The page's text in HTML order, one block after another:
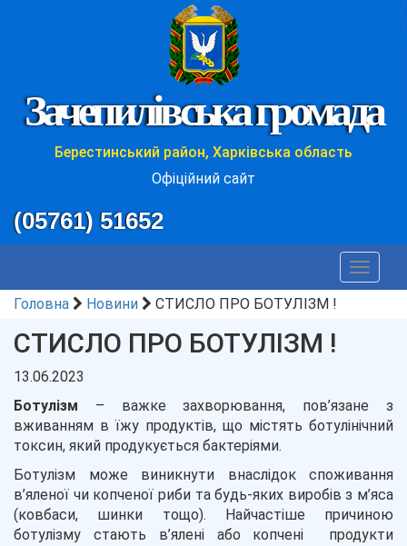
Зачепилівська громада
Берестинський район, Харківська область
Офіційний сайт
(05761) 51652
Toggle
Головна
Новини СТИСЛО ПРО БОТУЛІЗМ !
СТИСЛО ПРО БОТУЛІЗМ !
13.06.2023
Ботулізм – важке захворювання, пов’язане з
вживанням в їжу продуктів, що містять ботулінічний
токсин, який продукується бактеріями.
Ботулізм може виникнути внаслідок споживання
в’яленої чи копченої риби та будь-яких виробів з м’яса
(ковбаси, шинки тощо). Найчастіше причиною
ботулізму стають в’ялені або копчені продукти